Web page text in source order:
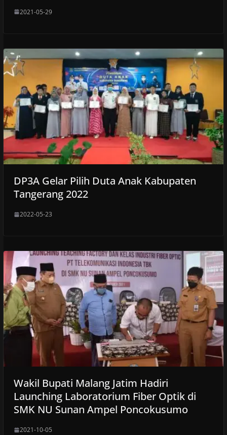
2021-05-29
DP3A Gelar Pilih Duta Anak Kabupaten
Tangerang 2022
2022-05-23
Wakil Bupati Malang Jatim Hadiri
Launching Laboratorium Fiber Optik di
SMK NU Sunan Ampel Poncokusumo
2021-10-05